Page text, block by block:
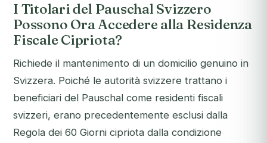
I Titolari del Pauschal Svizzero
Possono Ora Accedere alla Residenza
Fiscale Cipriota?
Richiede il mantenimento di un domicilio genuino in
Svizzera. Poiché le autorità svizzere trattano i
beneficiari del Pauschal come residenti fiscali
svizzeri, erano precedentemente esclusi dalla
Regola dei 60 Giorni cipriota dalla condizione